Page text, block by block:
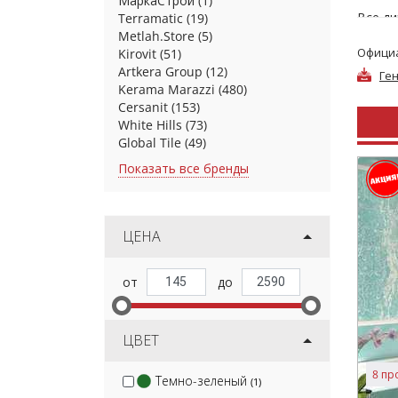
Terramatic (19)
Metlah.Store (5)
Kirovit (51)
Artkera Group (12)
Kerama Marazzi (480)
Cersanit (153)
White Hills (73)
Global Tile (49)
Показать все бренды
ЦЕНА
ЦВЕТ
Темно-зеленый (1)
Все
мм.
В
цен
над
8